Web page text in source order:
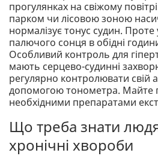
прогулянках на свіжому
парком чи лісовою зоною
нормалізує тонус судин.
палючого сонця в обідні
Особливий контроль для
мають серцево-судинні
регулярно контролювати свій
допомогою тонометра. Майте
необхідними препаратами
Що треба знати
хронічні хвороби